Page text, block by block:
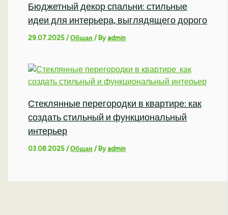
Бюджетный декор спальни: стильные
идеи для интерьера, выглядящего дорого
29.07.2025/Общая / Byadmin
Стеклянные перегородки в квартире: как
создать стильный и функциональный
интерьер
03.08.2025/Общая / Byadmin